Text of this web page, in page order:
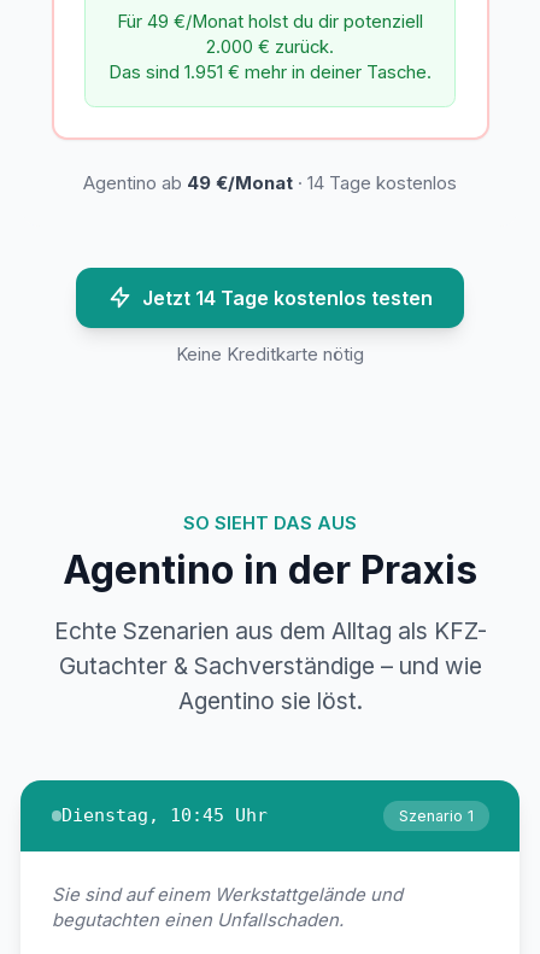
Für 49 €/Monat holst du dir potenziell
2.000 € zurück.
Das sind 1.951 € mehr in deiner Tasche.
Agentino ab 49 €/Monat · 14 Tage kostenlos
Jetzt 14 Tage kostenlos testen
Keine Kreditkarte nötig
SO SIEHT DAS AUS
Agentino in der Praxis
Echte Szenarien aus dem Alltag als KFZ-
Gutachter & Sachverständige – und wie
Agentino sie löst.
Dienstag, 10:45 Uhr Szenario 1
Sie sind auf einem Werkstattgelände und
begutachten einen Unfallschaden.